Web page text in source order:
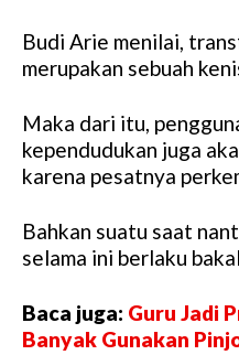
Budi Arie menilai,
merupakan sebuah
Maka dari itu,
kependudukan juga
karena pesatnya
Bahkan suatu saat
selama ini berlaku
Baca juga: Guru Jadi
Banyak Gunakan